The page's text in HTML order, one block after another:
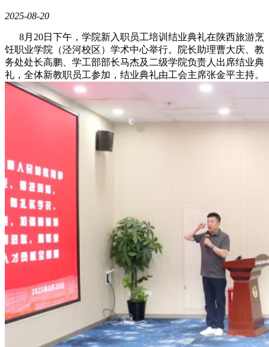
2025-08-20
8月20日下午，学院新入职员工培训结业典礼在陕西旅游烹
饪职业学院（泾河校区）学术中心举行。院长助理曹大庆、教
务处处长高鹏、学工部部长马杰及二级学院负责人出席结业典
礼，全体新教职员工参加，结业典礼由工会主席张金平主持。